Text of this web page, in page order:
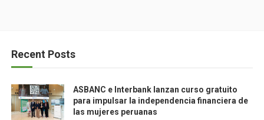
Recent Posts
ASBANC e Interbank lanzan curso gratuito
para impulsar la independencia financiera de
las mujeres peruanas